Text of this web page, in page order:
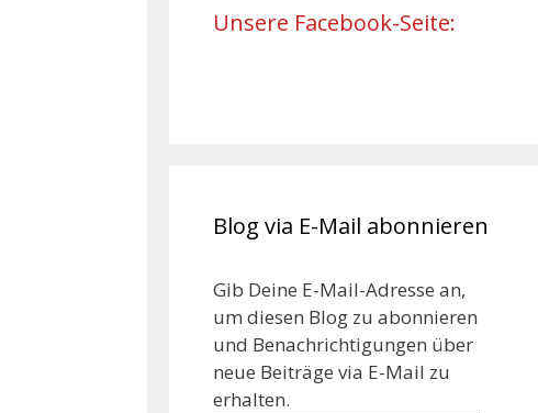
Unsere Facebook-Seite:
Blog via E-Mail abonnieren
Gib Deine E-Mail-Adresse an,
um diesen Blog zu abonnieren
und Benachrichtigungen über
neue Beiträge via E-Mail zu
erhalten.